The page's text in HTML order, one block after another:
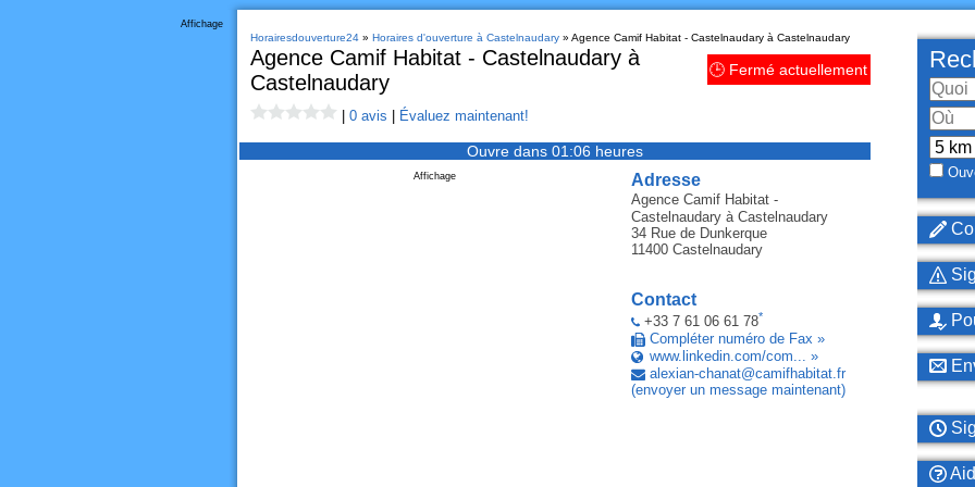
Affichage
Horairesdouverture24» Horaires d'ouverture à Castelnaudary» Agence Camif Habitat - Castelnaudary à Castelnaudary
Agence Camif Habitat - Castelnaudary à
Castelnaudary
🕒 Fermé actuellement
0 avis Évaluez maintenant!
Ouvre dans 01:06 heures
Adresse
Agence Camif Habitat -
Castelnaudaryà Castelnaudary
34 Rue de Dunkerque
11400 Castelnaudary
Contact
+33 7 61 06 61 78*
Compléter numéro de Fax »
www.linkedin.com/com... »
alexian-chanat@camifhabitat.fr
(envoyer un message maintenant)
Affichage